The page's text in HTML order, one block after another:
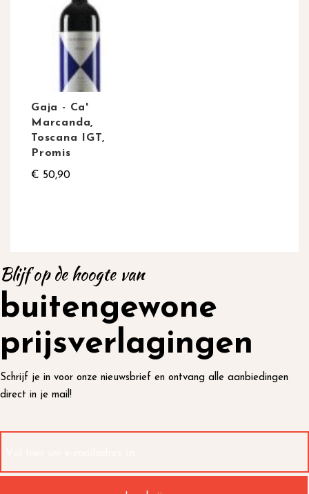
Gaja - Ca'
Marcanda,
Toscana IGT,
Promis
€ 50,90
Blijf op de hoogte van
buitengewone
prijsverlagingen
Schrijf je in voor onze nieuwsbrief en ontvang alle aanbiedingen
direct in je mail!